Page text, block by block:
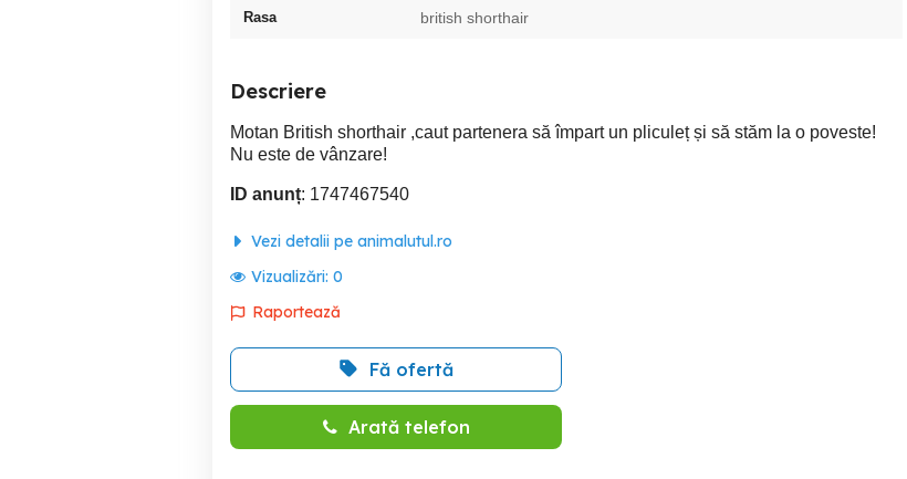
Rasa british shorthair
Descriere
Motan British shorthair ,caut partenera să împart un pliculeț și să stăm la o poveste!
Nu este de vânzare!
ID anunț: 1747467540
Vezi detalii pe animalutul.ro
Vizualizări: 0
Raportează
Fă ofertă
Arată telefon